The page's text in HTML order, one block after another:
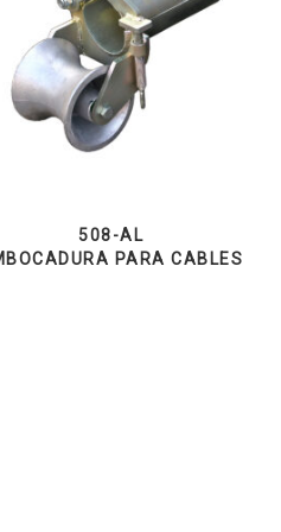
508-AL
PARA CABLES